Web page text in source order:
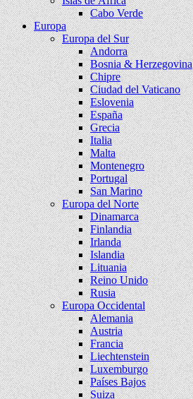
Cabo Verde
Europa
Europa del Sur
Andorra
Bosnia & Herzegovina
Chipre
Ciudad del Vaticano
Eslovenia
España
Grecia
Italia
Malta
Montenegro
Portugal
San Marino
Europa del Norte
Dinamarca
Finlandia
Irlanda
Islandia
Lituania
Reino Unido
Rusia
Europa Occidental
Alemania
Austria
Francia
Liechtenstein
Luxemburgo
Países Bajos
Suiza